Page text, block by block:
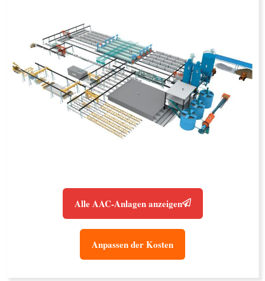
Alle AAC-Anlagen anzeigen
Anpassen der Kosten